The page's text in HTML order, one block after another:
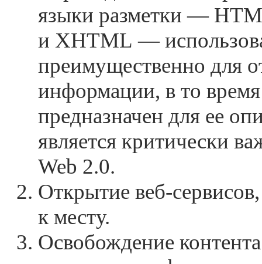
языки разметки —
и XHTML —
преимущественно для
информации, в то
предназначен для ее
является критически
Web 2.0.
Открытие веб-сервисов,
к месту.
Освобождение